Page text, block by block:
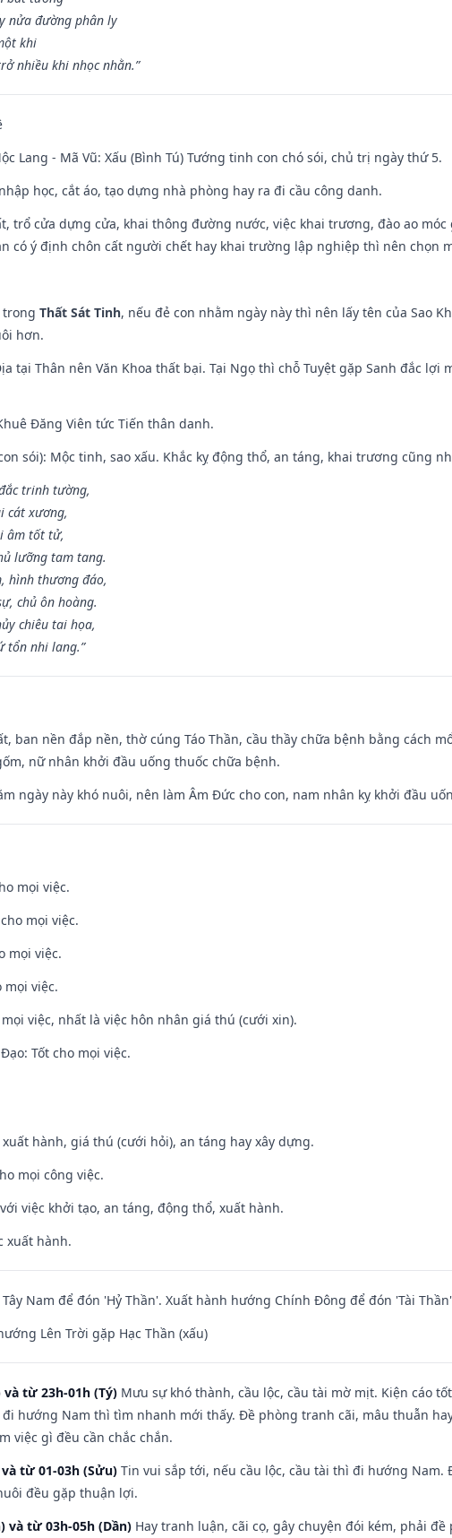
nửa đường phân ly
khi
nhiều khi nhọc nhằn.”
Lang - Mã Vũ: Xấu (Bình Tú) Tướng tinh con chó sói, chủ trị ngày thứ 5.
học, cắt áo, tạo dựng nhà phòng hay ra đi cầu công danh.
trổ cửa dựng cửa, khai thông đường nước, việc khai trương, đào ao
có ý định chôn cất người chết hay khai trường lập nghiệp thì nên chọn
trong Thất Sát Tinh, nếu đẻ con nhằm ngày này thì nên lấy tên của Sao
hơn.
tại Thân nên Văn Khoa thất bại. Tại Ngọ thì chỗ Tuyệt gặp Sanh đắc
Đăng Viên tức Tiến thân danh.
sói): Mộc tinh, sao xấu. Khắc kỵ động thổ, an táng, khai trương cũng
trinh tường,
cát xương,
âm tốt tử,
lưỡng tam tang.
hình thương đáo,
chủ ôn hoàng.
chiêu tai họa,
tổn nhi lang.”
ban nền đắp nền, thờ cúng Táo Thần, cầu thầy chữa bệnh bằng cách
nữ nhân khởi đầu uống thuốc chữa bệnh.
ngày này khó nuôi, nên làm Âm Đức cho con, nam nhân kỵ khởi đầu
mọi việc.
mọi việc.
mọi việc.
mọi việc.
việc, nhất là việc hôn nhân giá thú (cưới xin).
Tốt cho mọi việc.
xuất hành, giá thú (cưới hỏi), an táng hay xây dựng.
mọi công việc.
việc khởi tạo, an táng, động thổ, xuất hành.
xuất hành.
Nam để đón 'Hỷ Thần'. Xuất hành hướng Chính Đông để đón 'Tài
Lên Trời gặp Hạc Thần (xấu)
và từ 23h-01h (Tý) Mưu sự khó thành, cầu lộc, cầu tài mờ mịt. Kiện cáo
hướng Nam thì tìm nhanh mới thấy. Đề phòng tranh cãi, mâu thuẫn
việc gì đều cần chắc chắn.
từ 01-03h (Sửu) Tin vui sắp tới, nếu cầu lộc, cầu tài thì đi hướng
đều gặp thuận lợi.
và từ 03h-05h (Dần) Hay tranh luận, cãi cọ, gây chuyện đói kém, phải